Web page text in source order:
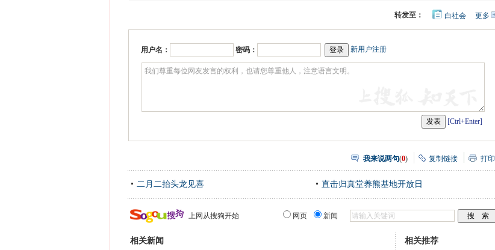
更多开
转发至： 白社会
用户名： 密码： 新用户注册
[Ctrl+Enter]
我来说两句(0) 复制链接 打印
二月二抬头龙见喜 直击归真堂养熊基地开放日
上网从搜狗开始 网页 新闻
相关新闻
相关推荐